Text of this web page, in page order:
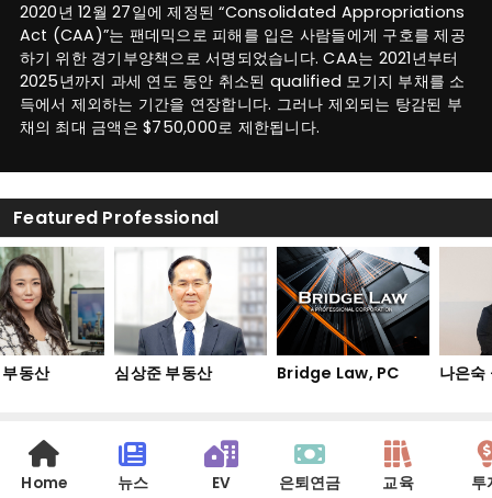
2020년 12월 27일에 제정된 “Consolidated Appropriations
Act (CAA)”는 팬데믹으로 피해를 입은 사람들에게 구호를 제공
하기 위한 경기부양책으로 서명되었습니다. CAA는 2021년부터
2025년까지 과세 연도 동안 취소된 qualified 모기지 부채를 소
득에서 제외하는 기간을 연장합니다. 그러나 제외되는 탕감된 부
채의 최대 금액은 $750,000로 제한됩니다.
Featured Professional
동산 심상준 부동산 Bridge Law, PC 나은숙
Home 뉴스 EV 은퇴연금 교육 투